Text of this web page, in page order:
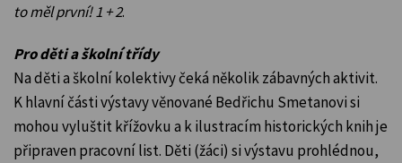
to měl první! 1 + 2.
Pro děti a školní třídy
Na děti a školní kolektivy čeká několik zábavných aktivit.
K hlavní části výstavy věnované Bedřichu Smetanovi si
mohou vyluštit křížovku a k ilustracím historických knih je
připraven pracovní list. Děti (žáci) si výstavu prohlédnou,